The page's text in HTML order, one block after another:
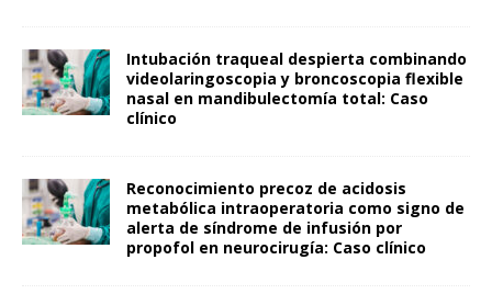
Intubación traqueal despierta combinando
videolaringoscopia y broncoscopia flexible
nasal en mandibulectomía total: Caso
clínico
Reconocimiento precoz de acidosis
metabólica intraoperatoria como signo de
alerta de síndrome de infusión por
propofol en neurocirugía: Caso clínico